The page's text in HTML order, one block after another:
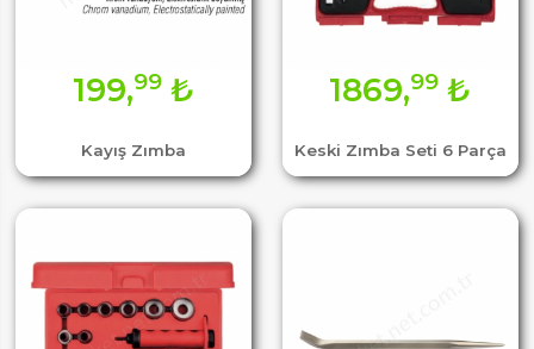
Kayış Zımba
199,99 ₺
Keski Zımba Seti 6 Parça
1869,99 ₺